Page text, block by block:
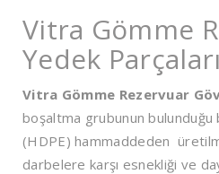
Vitra Gömme
Yedek Parçaları
Vitra Gömme Rezervuar
boşaltma grubunun
(HDPE) hammaddeden
darbelere karşı esnekliği ve